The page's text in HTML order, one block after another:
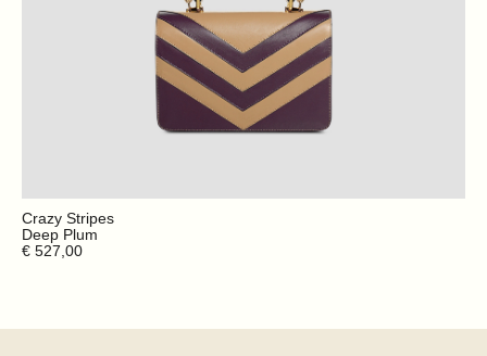
Crazy Stripes
Deep Plum
€ 527,00